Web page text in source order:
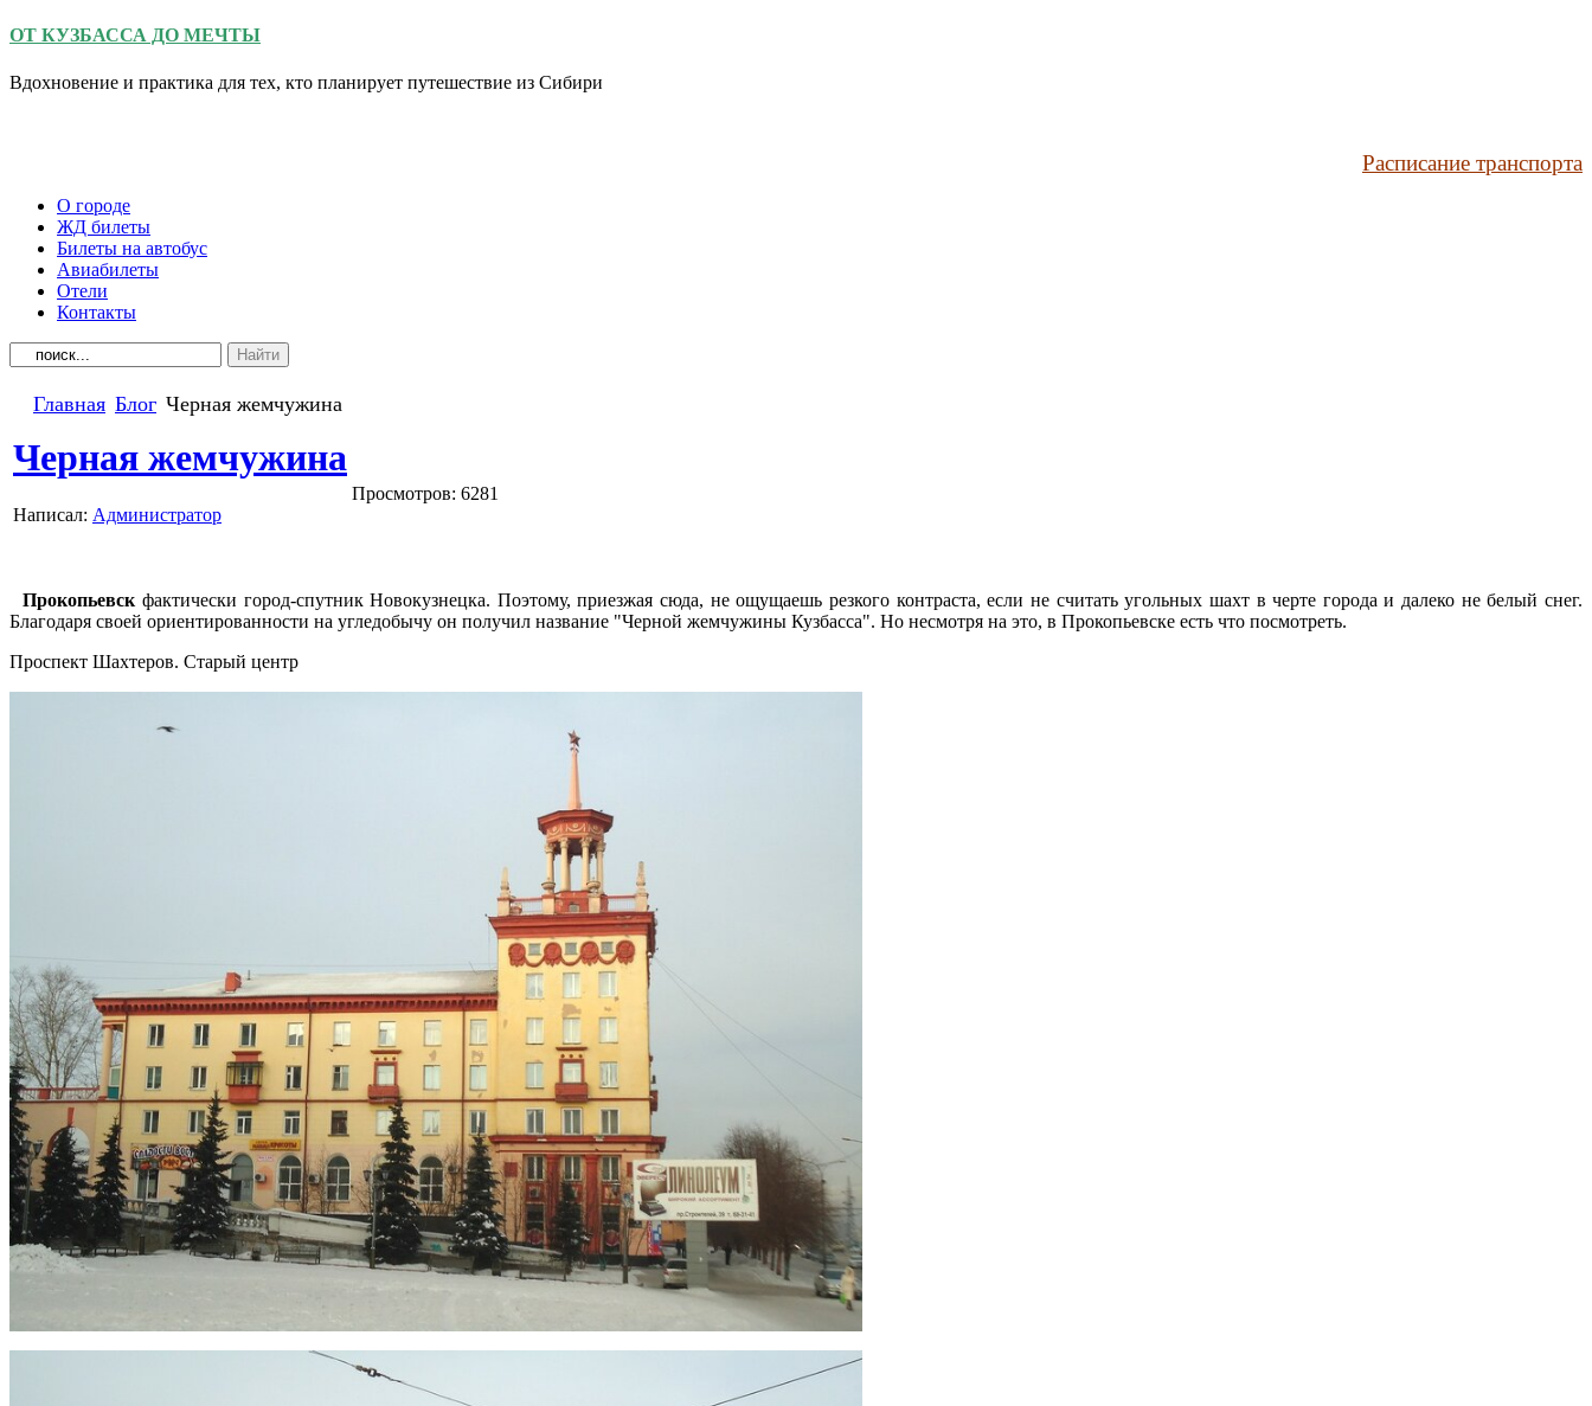
ОТ КУЗБАССА ДО МЕЧТЫ
Вдохновение и практика для тех, кто планирует путешествие из Сибири
Расписание транспорта
О городе
ЖД билеты
Билеты на автобус
Авиабилеты
Отели
Контакты
Главная Блог Черная жемчужина
Черная жемчужина
Написал: Администратор
Просмотров: 6281
Прокопьевск фактически город-спутник Новокузнецка. Поэтому, приезжая сюда, не ощущаешь резкого контраста, если не считать угольных шахт в черте города и далеко не белый снег.
Благодаря своей ориентированности на угледобычу он получил название "Черной жемчужины Кузбасса". Но несмотря на это, в Прокопьевске есть что посмотреть.
Проспект Шахтеров. Старый центр